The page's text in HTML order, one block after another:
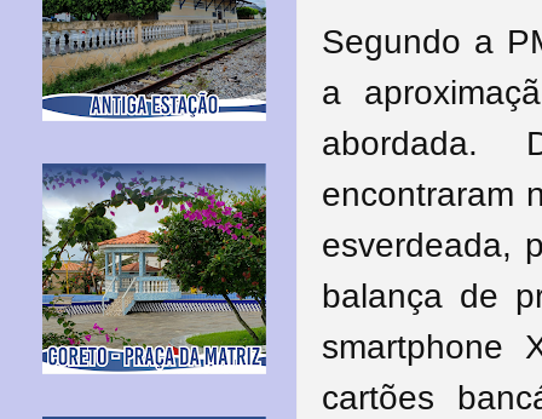
Segundo a
a
abordada.
encontraram
esverdeada,
balança de
smartphone
cartões